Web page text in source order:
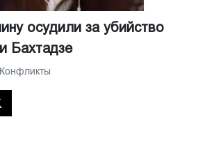
осудили за убийство
Бахтадзе
Конфликты